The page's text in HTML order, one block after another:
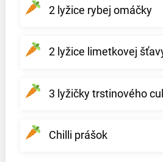
2 lyžice rybej omáčky
2 lyžice limetkovej
3 lyžičky trstinového
Chilli prášok